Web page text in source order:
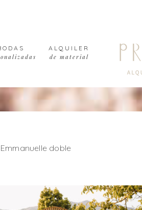
ALQUILER
de material
doble